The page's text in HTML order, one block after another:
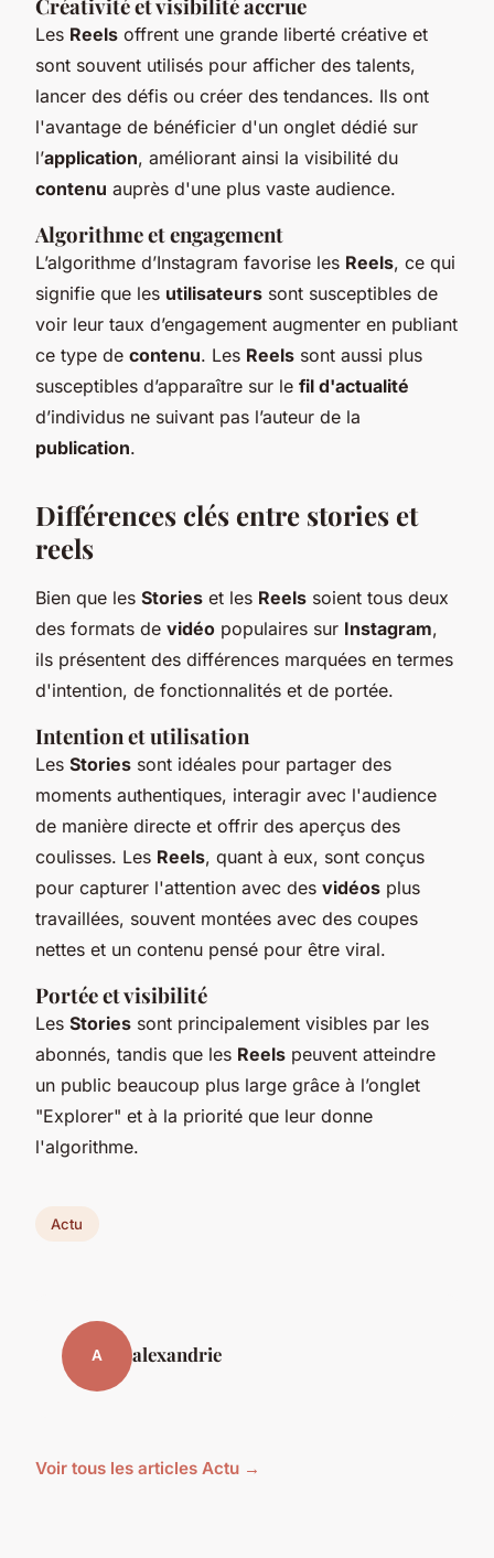
Créativité et visibilité accrue
Les Reels offrent une grande liberté créative et
sont souvent utilisés pour afficher des talents,
lancer des défis ou créer des tendances. Ils ont
l'avantage de bénéficier d'un onglet dédié sur
l’application, améliorant ainsi la visibilité du
contenu auprès d'une plus vaste audience.
Algorithme et engagement
L’algorithme d’Instagram favorise les Reels, ce qui
signifie que les utilisateurs sont susceptibles de
voir leur taux d’engagement augmenter en publiant
ce type de contenu. Les Reels sont aussi plus
susceptibles d’apparaître sur le fil d'actualité
d’individus ne suivant pas l’auteur de la
publication.
Différences clés entre stories et
reels
Bien que les Stories et les Reels soient tous deux
des formats de vidéo populaires sur Instagram,
ils présentent des différences marquées en termes
d'intention, de fonctionnalités et de portée.
Intention et utilisation
Les Stories sont idéales pour partager des
moments authentiques, interagir avec l'audience
de manière directe et offrir des aperçus des
coulisses. Les Reels, quant à eux, sont conçus
pour capturer l'attention avec des vidéos plus
travaillées, souvent montées avec des coupes
nettes et un contenu pensé pour être viral.
Portée et visibilité
Les Stories sont principalement visibles par les
abonnés, tandis que les Reels peuvent atteindre
un public beaucoup plus large grâce à l’onglet
"Explorer" et à la priorité que leur donne
l'algorithme.
Actu
A alexandrie
Voir tous les articles Actu →